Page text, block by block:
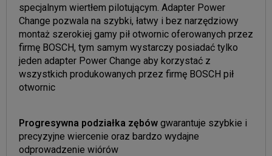
specjalnym wiertłem pilotującym. Adapter Power
Change pozwala na szybki, łatwy i bez narzędziowy
montaż szerokiej gamy pił otwornic oferowanych przez
firmę BOSCH, tym samym wystarczy posiadać tylko
jeden adapter Power Change aby korzystać z
wszystkich produkowanych przez firmę BOSCH pił
otwornic
Progresywna podziałka zębów gwarantuje szybkie i
precyzyjne wiercenie oraz bardzo wydajne
odprowadzenie wiórów